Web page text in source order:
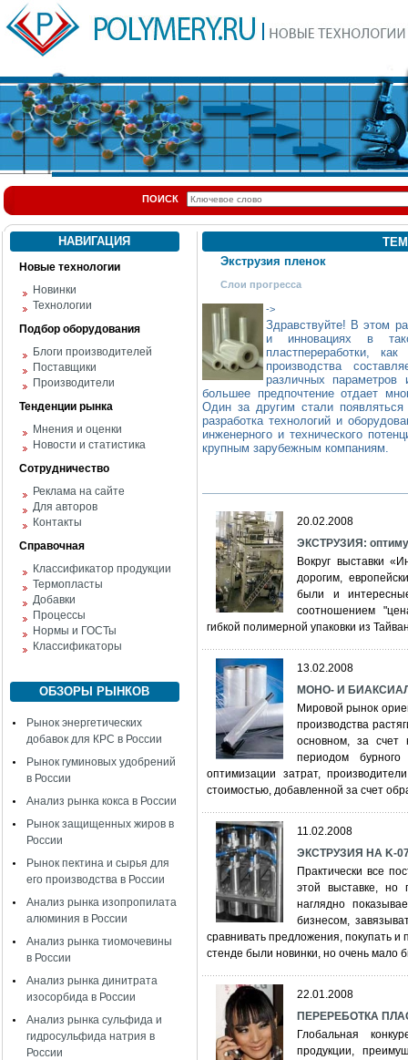
ПОИСК
НАВИГАЦИЯ
Новые технологии
Новинки
Технологии
Подбор оборудования
Блоги производителей
Поставщики
Производители
Тенденции рынка
Мнения и оценки
Новости и статистика
Сотрудничество
Реклама на сайте
Для авторов
Контакты
Справочная
Классификатор продукции
Термопласты
Добавки
Процессы
Нормы и ГОСТы
Классификаторы
ОБЗОРЫ РЫНКОВ
Рынок энергетических
добавок для КРС в России
Рынок гуминовых удобрений
в России
Анализ рынка кокса в России
Рынок защищенных жиров в
России
Рынок пектина и сырья для
его производства в России
Анализ рынка изопропилата
алюминия в России
Анализ рынка тиомочевины
в России
Анализ рынка динитрата
изосорбида в России
Анализ рынка сульфида и
гидросульфида натрия в
России
Экструзия пленок
Слои прогресса
->
Здравствуйте! В этом
и инновациях в
пластпереработки,
производства
различных
большее предпочтение отдает
Один за другим стали появляться
разработка технологий и
инженерного и технического
крупным зарубежным компаниям.
20.02.2008
ЭКСТРУЗИЯ:
Вокруг выставки
дорогим,
были и
соотношением
гибкой полимерной упаковки из
13.02.2008
МОНО- И
Мировой рынок
производства
основном, за счет
периодом
оптимизации затрат,
стоимостью, добавленной за счет
11.02.2008
ЭКСТРУЗИЯ НА K-
Практически все
этой выставке, но
наглядно
бизнесом,
сравнивать предложения, покупать и
стенде были новинки, но очень мало
22.01.2008
ПЕРЕРЕБОТКА
Глобальная
продукции,